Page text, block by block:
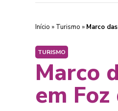
Início » Turismo » Marco
TURISMO
Marco
em